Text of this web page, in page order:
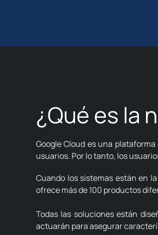
¿Qué es la
Google Cloud es una
usuarios. Por lo tanto, los
Cuando los sistemas están en
ofrece más de 100 productos
Todas las soluciones están
actuarán para asegurar